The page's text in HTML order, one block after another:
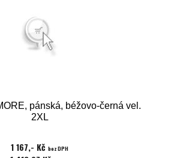
pánská, béžovo-černá vel.
2XL
1 167,- Kč bez DPH